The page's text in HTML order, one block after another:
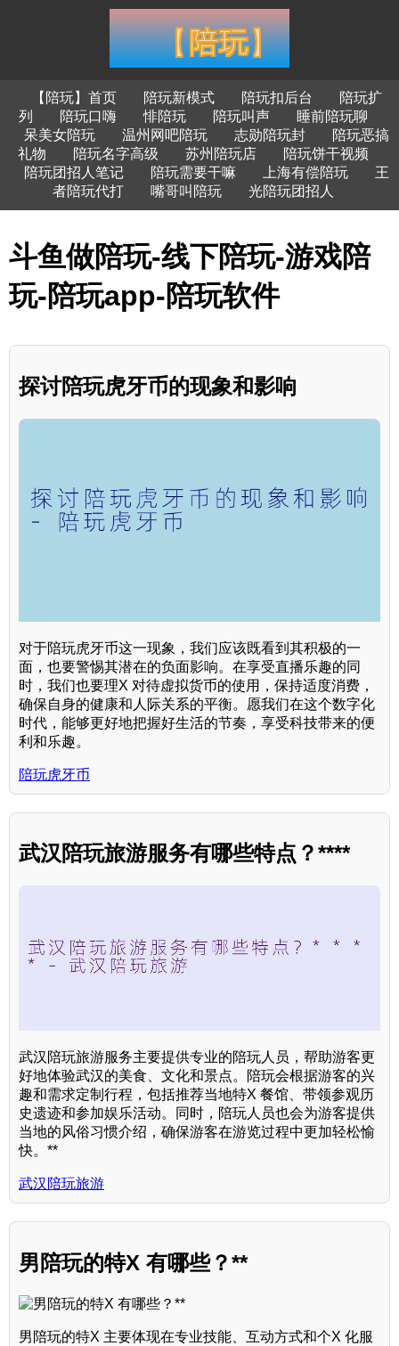
【陪玩】首页 陪玩新模式 陪玩扣后台
陪玩扩
列
陪玩口嗨 悱陪玩 陪玩叫声
睡前陪玩聊
呆美女陪玩
温州网吧陪玩 志勋陪玩封
陪玩恶搞
礼物
陪玩名字高级 苏州陪玩店
陪玩饼干视频
陪玩团招人笔记
陪玩需要干嘛 上海有偿陪玩
王
者陪玩代打
嘴哥叫陪玩 光陪玩团招人
斗鱼做陪玩-线下陪玩-游戏陪
玩-陪玩app-陪玩软件
探讨陪玩虎牙币的现象和影响
对于陪玩虎牙币这一现象，我们应该既看到其积极的一
面，也要警惕其潜在的负面影响。在享受直播乐趣的同
时，我们也要理X 对待虚拟货币的使用，保持适度消费，
确保自身的健康和人际关系的平衡。愿我们在这个数字化
时代，能够更好地把握好生活的节奏，享受科技带来的便
利和乐趣。
陪玩虎牙币
武汉陪玩旅游服务有哪些特点？****
武汉陪玩旅游服务主要提供专业的陪玩人员，帮助游客更
好地体验武汉的美食、文化和景点。陪玩会根据游客的兴
趣和需求定制行程，包括推荐当地特X 餐馆、带领参观历
史遗迹和参加娱乐活动。同时，陪玩人员也会为游客提供
当地的风俗习惯介绍，确保游客在游览过程中更加轻松愉
快。**
武汉陪玩旅游
男陪玩的特X 有哪些？**
男陪玩的特X 主要体现在专业技能、互动方式和个X 化服